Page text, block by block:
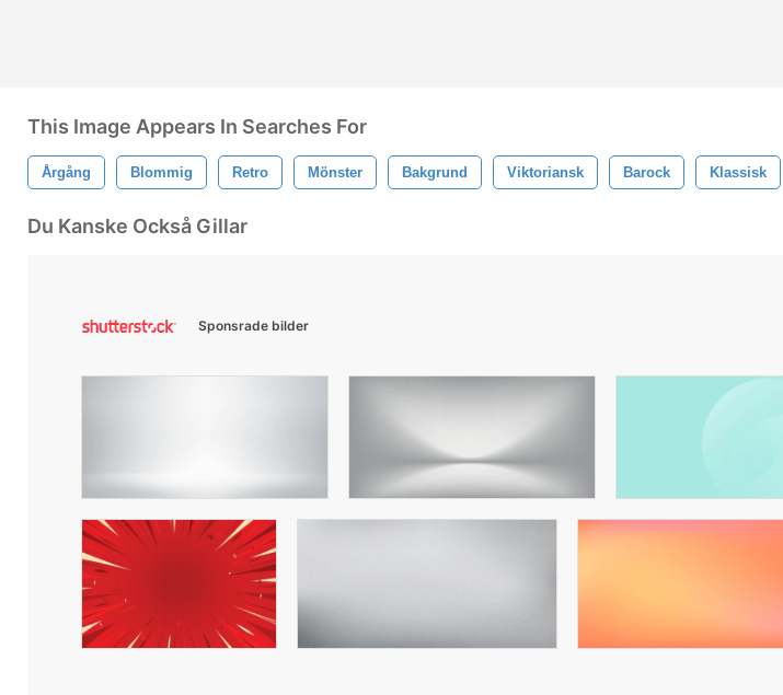
This Image Appears In Searches For
Årgång Blommig Retro Mönster Bakgrund Viktoriansk Barock Klassisk
Du Kanske Också Gillar
Sponsrade bilder